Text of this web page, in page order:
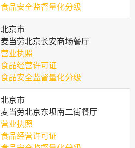
食品安全监督量化分级
北京市
麦当劳北京长安商场餐厅
营业执照
食品经营许可证
食品安全监督量化分级
北京市
麦当劳北京东坝南二街餐厅
营业执照
食品经营许可证